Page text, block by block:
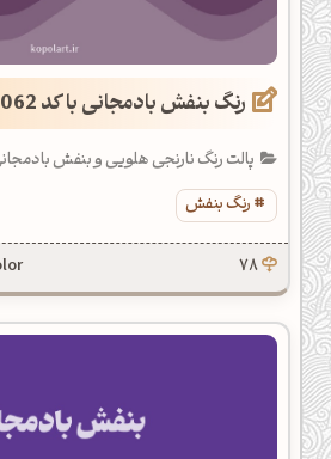
رنگ بنفش بادمجانی با کد 654062
پالت رنگ نارنجی هلویی و بنفش
رنگ بنفش
78